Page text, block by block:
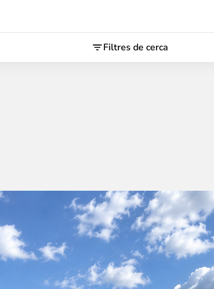
Filtres de cerca